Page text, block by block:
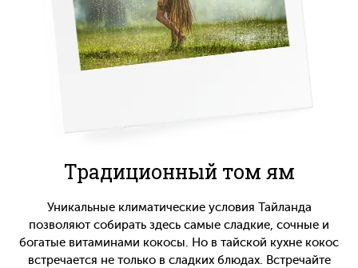
Традиционный том ям
Уникальные климатические условия Тайланда
позволяют собирать здесь самые сладкие, сочные и
богатые витаминами кокосы. Но в тайской кухне кокос
встречается не только в сладких блюдах. Встречайте